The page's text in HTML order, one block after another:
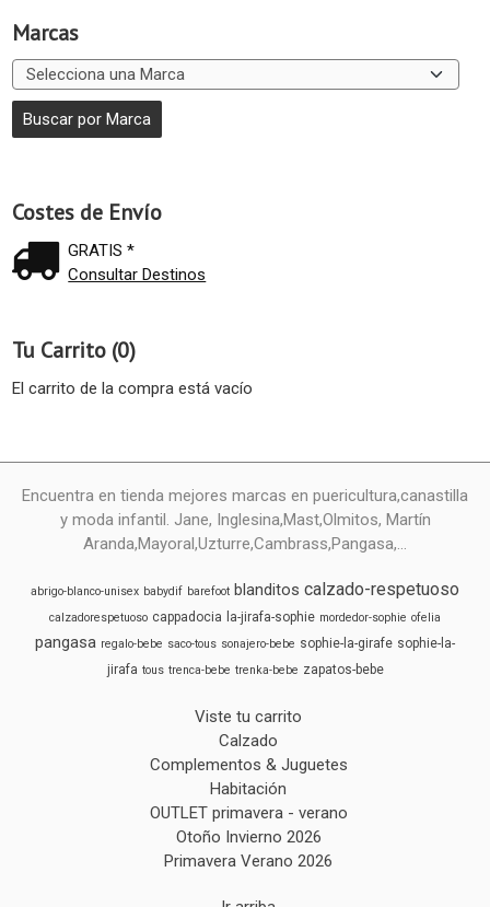
Marcas
Costes de Envío
GRATIS *
Consultar Destinos
Tu Carrito (0)
El carrito de la compra está vacío
Encuentra en tienda mejores marcas en puericultura,canastilla
y moda infantil. Jane, Inglesina,Mast,Olmitos, Martín
Aranda,Mayoral,Uzturre,Cambrass,Pangasa,...
abrigo-blanco-unisex babydif barefoot blanditos calzado-respetuoso
calzadorespetuoso cappadocia la-jirafa-sophie mordedor-sophie ofelia
pangasa regalo-bebe saco-tous sonajero-bebe sophie-la-girafe sophie-la-
jirafa tous trenca-bebe trenka-bebe zapatos-bebe
Viste tu carrito
Calzado
Complementos & Juguetes
Habitación
OUTLET primavera - verano
Otoño Invierno 2026
Primavera Verano 2026